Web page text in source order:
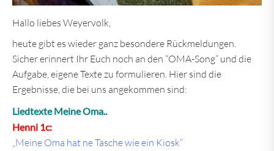
Hallo liebes Weyervolk,
heute gibt es wieder ganz besondere Rückmeldungen.
Sicher erinnert Ihr Euch noch an den “OMA-Song” und die
Aufgabe, eigene Texte zu formulieren. Hier sind die
Ergebnisse, die bei uns angekommen sind:
Liedtexte Meine Oma..
Henni 1c:
„Meine Oma hat ne Tasche wie ein Kiosk“